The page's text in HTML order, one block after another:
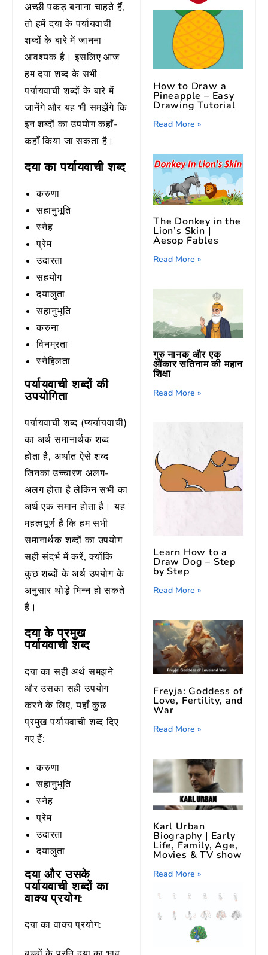
अच्छी पकड़ बनाना चाहते हैं,
तो हमें दया के पर्यायवाची
शब्दों के बारे में जानना
आवश्यक है। इसलिए आज
हम दया शब्द के सभी
पर्यायवाची शब्दों के बारे में
जानेंगे और यह भी समझेंगे कि
इन शब्दों का उपयोग कहाँ-
कहाँ किया जा सकता है।
दया का पर्यायवाची शब्द
करुणा
सहानुभूति
स्नेह
प्रेम
उदारता
सहयोग
दयालुता
सहानुभूति
करुना
विनम्रता
स्नेहिलता
पर्यायवाची शब्दों की
उपयोगिता
पर्यायवाची शब्द (प्यर्यायवाची)
का अर्थ समानार्थक शब्द
होता है, अर्थात ऐसे शब्द
जिनका उच्चारण अलग-
अलग होता है लेकिन सभी का
अर्थ एक समान होता है। यह
महत्वपूर्ण है कि हम सभी
समानार्थक शब्दों का उपयोग
सही संदर्भ में करें, क्योंकि
कुछ शब्दों के अर्थ उपयोग के
अनुसार थोड़े भिन्न हो सकते
हैं।
दया के प्रमुख
पर्यायवाची शब्द
दया का सही अर्थ समझने
और उसका सही उपयोग
करने के लिए, यहाँ कुछ
प्रमुख पर्यायवाची शब्द दिए
गए हैं:
करुणा
सहानुभूति
स्नेह
प्रेम
उदारता
दयालुता
दया और उसके
पर्यायवाची शब्दों का
वाक्य प्रयोग:
दया का वाक्य प्रयोग:
How to Draw a
Pineapple – Easy
Drawing Tutorial
Read More »
The Donkey in the
Lion’s Skin |
Aesop Fables
Read More »
गुरु नानक और एक
ओंकार सतिनाम की महान
शिक्षा
Read More »
Learn How to a
Draw Dog – Step
by Step
Read More »
Freyja: Goddess of
Love, Fertility, and
War
Read More »
Karl Urban
Biography | Early
Life, Family, Age,
Movies & TV show
Read More »